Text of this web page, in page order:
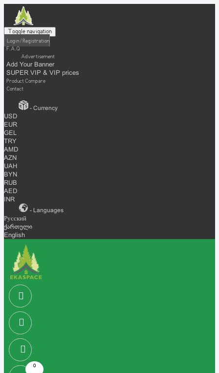
Toggle navigation
Login / Registration
F.A.Q
Advertisement
Add Your Banner
SUPER VIP & VIP prices
Product Compare
Contact
- Currency
USD
EUR
GEL
TRY
AMD
AZN
UAH
BYN
RUB
AED
INR
- Languages
Русский
ქართული
English
0